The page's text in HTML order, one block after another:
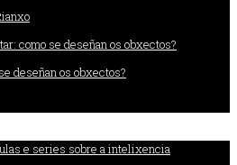
deseñan os obxectos?